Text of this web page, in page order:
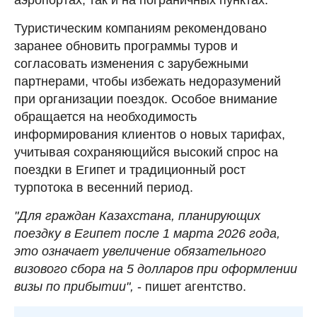
Туристическим компаниям рекомендовано
заранее обновить программы туров и
согласовать изменения с зарубежными
партнерами, чтобы избежать недоразумений
при организации поездок. Особое внимание
обращается на необходимость
информирования клиентов о новых тарифах,
учитывая сохраняющийся высокий спрос на
поездки в Египет и традиционный рост
турпотока в весенний период.
"Для граждан Казахстана, планирующих
поездку в Египет после 1 марта 2026 года,
это означает увеличение обязательного
визового сбора на 5 долларов при оформлении
визы по прибытии", - пишет агентство.